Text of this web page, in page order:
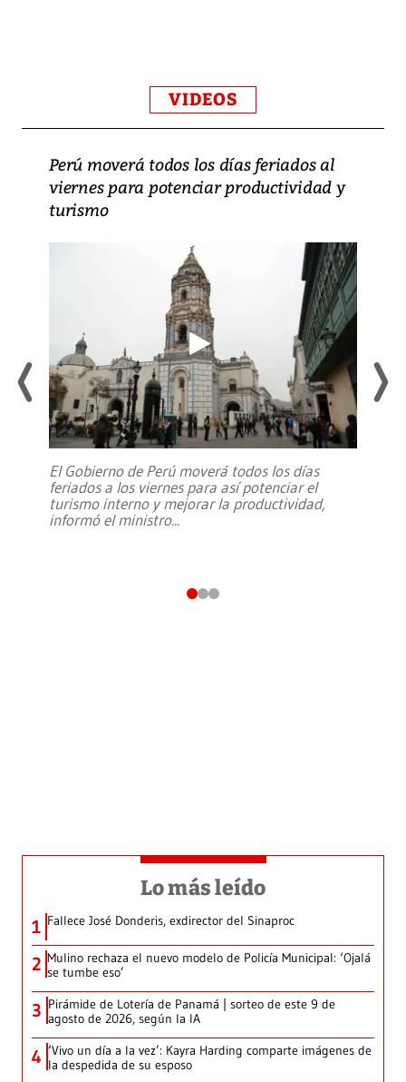
VIDEOS
Perú moverá todos los días feriados al
viernes para potenciar productividad y
turismo
El Gobierno de Perú moverá todos los días
feriados a los viernes para así potenciar el
turismo interno y mejorar la productividad,
informó el ministro...
Lo más leído
1 Fallece José Donderis, exdirector del Sinaproc
2 Mulino rechaza el nuevo modelo de Policía Municipal: ‘Ojalá
se tumbe eso’
3 Pirámide de Lotería de Panamá | sorteo de este 9 de
agosto de 2026, según la IA
4 ‘Vivo un día a la vez’: Kayra Harding comparte imágenes de
la despedida de su esposo